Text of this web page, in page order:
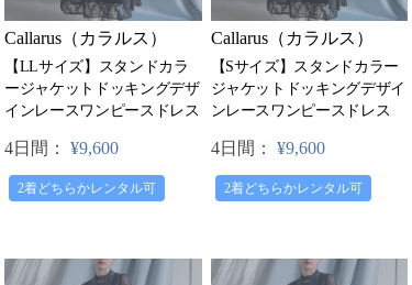
Callarus（カラルス）
【LLサイズ】スタンドカラ
ージャケットドッキングデザ
インレースワンピースドレス
4日間： ¥9,600
2着どちらかレンタル可
Callarus（カラルス）
【Sサイズ】スタンドカラー
ジャケットドッキングデザイ
ンレースワンピースドレス
4日間： ¥9,600
2着どちらかレンタル可